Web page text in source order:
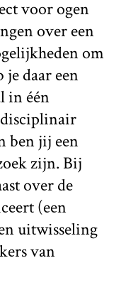
voor ogen
over een
om
daar een
in één
ben jij een
zijn. Bij
over de
(een
uitwisseling
van